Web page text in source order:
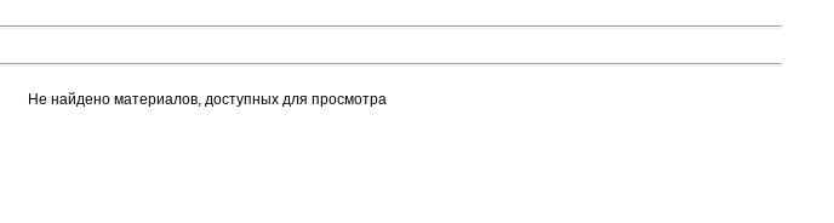
Не найдено материалов, доступных для просмотра